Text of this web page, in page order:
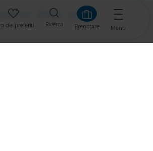
dei preferiti Ricerca Prenotare Menü
della zona